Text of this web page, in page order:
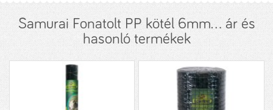
Samurai Fonatolt PP kötél 6mm... ár és
hasonló termékek